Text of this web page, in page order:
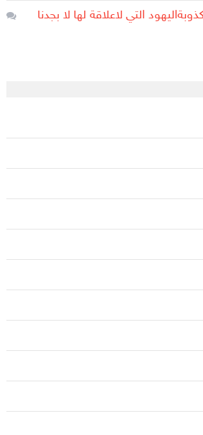
التي لاعلاقة لها لا بجدنا